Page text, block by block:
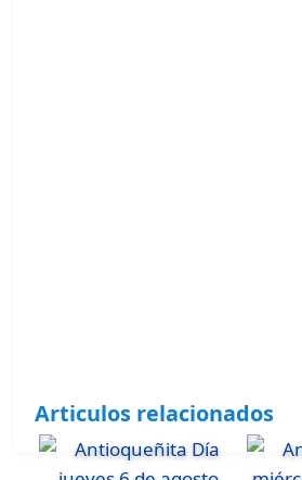
Articulos relacionados